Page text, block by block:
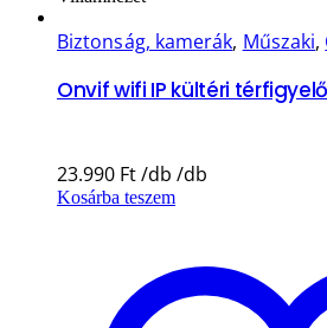
Biztonság, kamerák, Műszaki,
Onvif wifi IP kültéri
23.990 Ft
Kosárba teszem